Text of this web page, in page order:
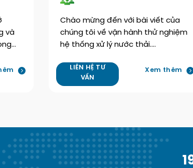
và
Chào mừng đến với bài viết của
chúng tôi về vận hành thử nghiệm
hệ thống xử lý nước thải.…
LIÊN HỆ TƯ
VẤN
Xem thêm